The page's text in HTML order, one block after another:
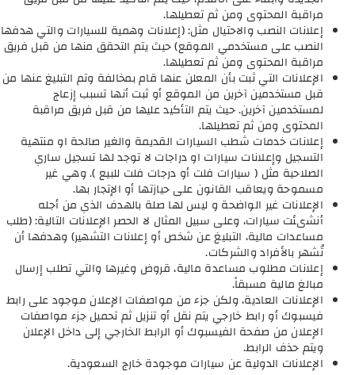
مراقبة المحتوى ومن ثم تعطيلها.
إعلانات النصب والاحتيال مثل: (إعلانات وهمية للسيارات والتي هدفها
النصب على مستخدمي الموقع) حيث يتم التحقق منها من قبل فريق
مراقبة المحتوى ومن ثم تعطيلها.
الإعلانات التي ثبت بأن المعلن عنها قام بمخالفة وتم التبليغ عنها من
قبل مستخدمين آخرين من الموقع أو ثبت أنها تسبب إزعاج
لمستخدمين آخرين. حيث يتم التأكيد عليها من قبل فريق مراقبة
المحتوى ومن ثم تعطيلها.
إعلانات خدمات شطب السيارات القديمة والغير صالحة او منتهية
التسجيل وإعلانات سيارات او دراجات لا توجد لها تسجيل ساري
الصلاحية مثل ( سيارات فلت أو درجات فلت للبيع ). وهي غير
مسموحة ويعاقب القانون على حيازتها أو الإتجار بها.
الإعلانات غير الواضحة و ليس لها صلة بالهدف الذي من أجله
أنشىئت سيارات، وعلى سبيل المثال لا الحصر الإعلانات التالية: (طلب
مساعدات مالية، التبليغ عن شخص أو إعلانات التشهير) وهدفها أن
تُشهر بالأفراد والشركات.
إعلانات مطلوب مساعدة مالية، قروض وغيرها والتي تطلب إرسال
مبالغ مالية مسبقاً.
الإعلانات العادية، ولكن جزء من مواصفات الإعلان موجود على رابط
فيسبوك أو رابط خارجي يتم نقل أو تنزيل ثم تحميل جزء مواصفات
الإعلان من صفحة الفيسبوك أو الرابط الخارجي إلى داخل الإعلان
ويتم حذف الرابط.
الإعلانات الدولية عن سيارات موجودة خارج السعودية.